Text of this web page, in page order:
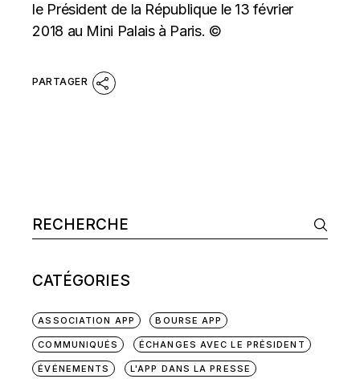
le Président de la République le 13 février
2018 au Mini Palais à Paris. ©
Search
CATÉGORIES
ASSOCIATION APP BOURSE APP
COMMUNIQUÉS ÉCHANGES AVEC LE PRÉSIDENT
ÉVÉNEMENTS L'APP DANS LA PRESSE